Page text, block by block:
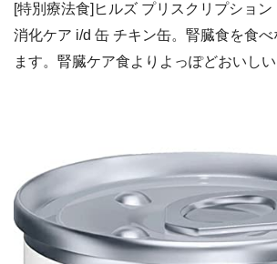
[特別療法食]ヒルズ プリスクリプション
消化ケア i/d 缶 チキン缶。腎臓食を食
ます。腎臓ケア食よりよっぽどおいしい